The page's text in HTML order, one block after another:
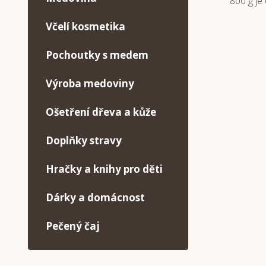
Včelí kosmetika
Pochoutky s medem
Výroba medoviny
Ošetření dřeva a kůže
Doplňky stravy
Hračky a knihy pro děti
Dárky a domácnost
Pečený čaj